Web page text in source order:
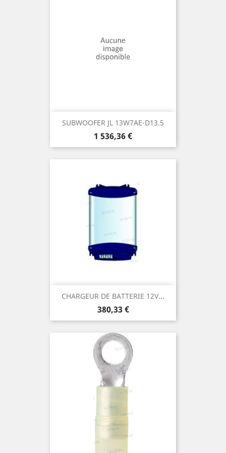
SUBWOOFER JL 13W7AE-D13.5
Prix
1 536,36 €
CHARGEUR DE BATTERIE 12V...
Prix
380,33 €